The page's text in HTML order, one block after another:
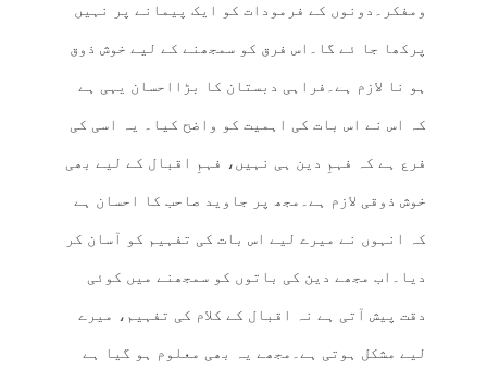
ومفکر۔دونوں کے فرمودات کو ایک پیمانے پر نہیں
پرکھا جا ئے گا۔اس فرق کو سمجھنے کے لیے خوش ذوق
ہو نا لازم ہے۔فراہی دبستان کا بڑااحسان یہی ہے
کہ اس نے اس بات کی اہمیت کو واضح کیا۔ یہ اسی کی
فرع ہے کہ فہمِ دین ہی نہیں، فہمِ اقبال کے لیے بھی
خوش ذوقی لازم ہے۔مجھ پر جاوید صاحب کا احسان ہے
کہ انہوں نے میرے لیے اس بات کی تفہیم کو آسان کر
دیا۔اب مجھے دین کی باتوں کو سمجھنے میں کوئی
دقت پیش آتی ہے نہ اقبال کے کلام کی تفہیم، میرے
لیے مشکل ہوتی ہے۔مجھے یہ بھی معلوم ہو گیا ہے